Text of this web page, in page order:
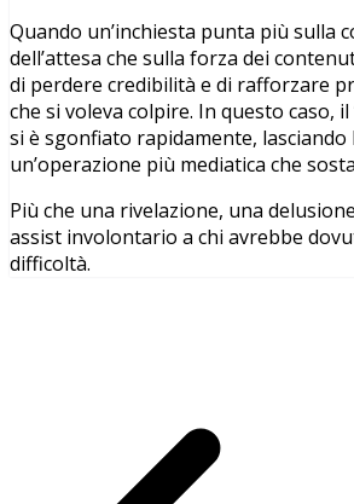
Quando un’inchiesta punta più sulla
dell’attesa che sulla forza dei
di perdere credibilità e di rafforzare
che si voleva colpire. In questo caso,
si è sgonfiato rapidamente, lasciando
un’operazione più mediatica che
Più che una rivelazione, una
assist involontario a chi avrebbe
difficoltà.